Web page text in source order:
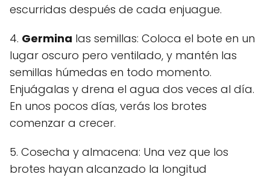
escurridas después de cada enjuague.
4. Germina las semillas: Coloca el bote en un
lugar oscuro pero ventilado, y mantén las
semillas húmedas en todo momento.
Enjuágalas y drena el agua dos veces al día.
En unos pocos días, verás los brotes
comenzar a crecer.
5. Cosecha y almacena: Una vez que los
brotes hayan alcanzado la longitud